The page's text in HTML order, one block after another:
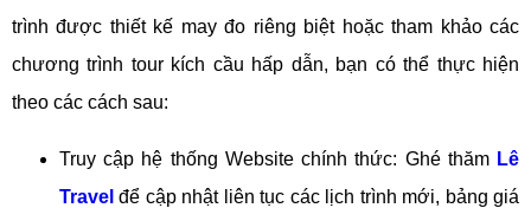
trình được thiết kế may đo riêng biệt hoặc tham khảo các
chương trình tour kích cầu hấp dẫn, bạn có thể thực hiện
theo các cách sau:
Truy cập hệ thống Website chính thức: Ghé thăm Lê
Travel để cập nhật liên tục các lịch trình mới, bảng giá